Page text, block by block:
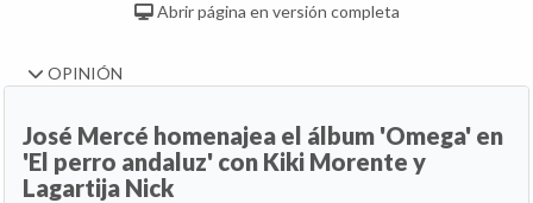
Abrir página en versión completa
OPINIÓN
José Mercé homenajea el álbum 'Omega' en
'El perro andaluz' con Kiki Morente y
Lagartija Nick